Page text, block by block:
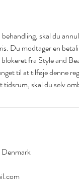
skal du
Du modtager en
fra Style and
til at tilføje denne
skal du selv